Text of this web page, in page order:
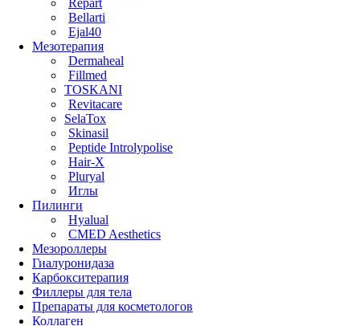
Bellarti
Ejal40
Мезотерапия
Dermaheal
Fillmed
TOSKANI
Revitacare
SelaTox
Skinasil
Peptide Introlypolise
Hair-X
Pluryal
Иглы
Пилинги
Hyalual
CMED Aesthetics
Мезороллеры
Гиалуронидаза
Карбокситерапия
Филлеры для тела
Препараты для косметологов
Коллаген